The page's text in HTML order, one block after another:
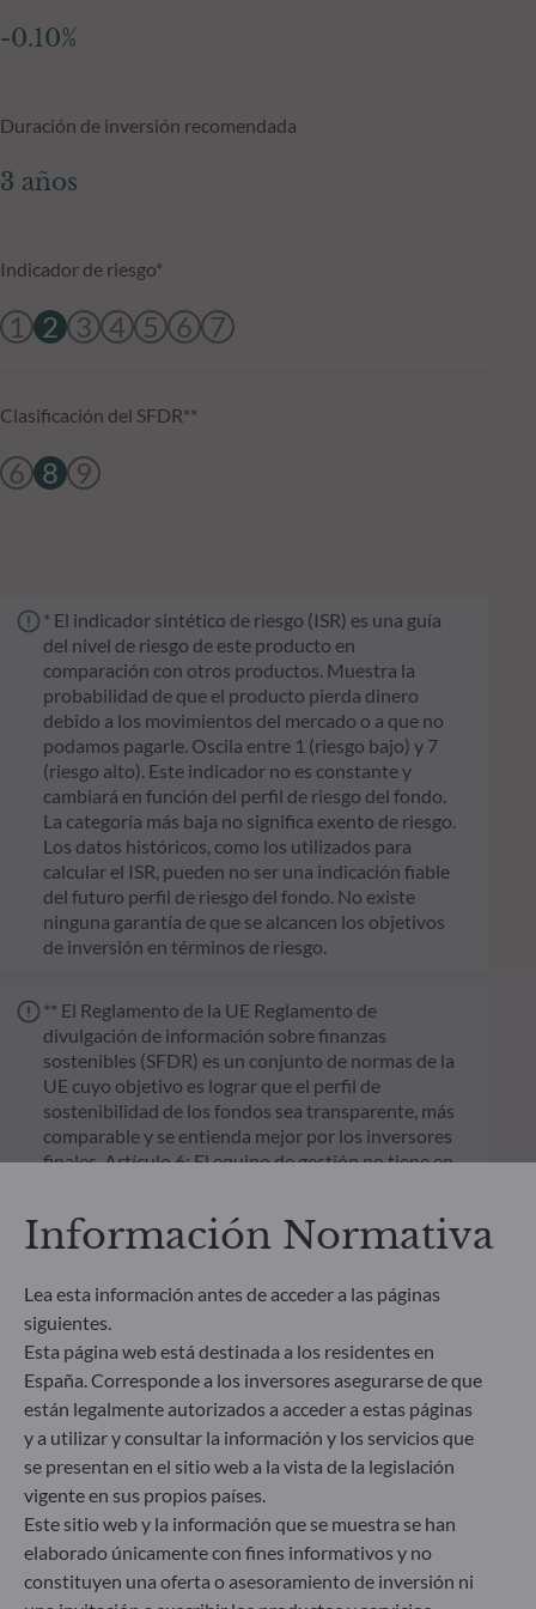
-0.10%
Duración de inversión recomendada
3 años
Indicador de riesgo*
1 2 3 4 5 6 7
Clasificación del SFDR**
6 8 9
* El indicador sintético de riesgo (ISR) es una guía
del nivel de riesgo de este producto en
comparación con otros productos. Muestra la
probabilidad de que el producto pierda dinero
debido a los movimientos del mercado o a que no
podamos pagarle. Oscila entre 1 (riesgo bajo) y 7
(riesgo alto). Este indicador no es constante y
cambiará en función del perfil de riesgo del fondo.
La categoría más baja no significa exento de riesgo.
Los datos históricos, como los utilizados para
calcular el ISR, pueden no ser una indicación fiable
del futuro perfil de riesgo del fondo. No existe
ninguna garantía de que se alcancen los objetivos
de inversión en términos de riesgo.
** El Reglamento de la UE Reglamento de
divulgación de información sobre finanzas
sostenibles (SFDR) es un conjunto de normas de la
UE cuyo objetivo es lograr que el perfil de
sostenibilidad de los fondos sea transparente, más
comparable y se entienda mejor por los inversores
finales. Artículo 6: El equipo de gestión no tiene en
factores de sostenibilidad en el proceso de toma de
los riesgos de sostenibilidad integrando criterios
ESG (medioambientales, sociales y/o de gobierno
corporativo) en su proceso de toma de decisiones
de inversión. Artículo 9: El equipo de gestión
persigue un objetivo de inversión estrictamente
sostenible que contribuye de forma significativa a
los desafíos de la transición ecológica y aborda los
riesgos de sostenibilidad mediante las
calificaciones proporcionadas por el proveedor de
datos ESG externo de la Sociedad gestora.
Información Normativa
Lea esta información antes de acceder a las páginas
siguientes.
Esta página web está destinada a los residentes en
España. Corresponde a los inversores asegurarse de que
están legalmente autorizados a acceder a estas páginas
y a utilizar y consultar la información y los servicios que
se presentan en el sitio web a la vista de la legislación
vigente en sus propios países.
Este sitio web y la información que se muestra se han
elaborado únicamente con fines informativos y no
constituyen una oferta o asesoramiento de inversión ni